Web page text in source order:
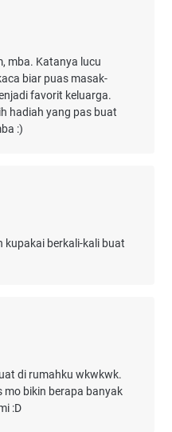
mba. Katanya lucu
biar puas masak-
favorit keluarga.
hadiah yang pas buat
:)
kupakai berkali-kali buat
di rumahku wkwkwk.
mo bikin berapa banyak
:D